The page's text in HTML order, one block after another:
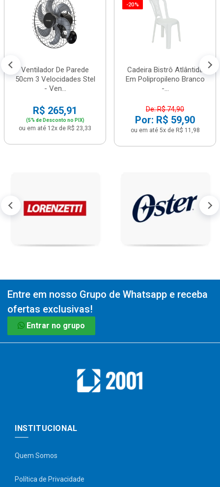
Ventilador De Parede
50cm 3 Velocidades Stel
- Ven...
R$ 265,91
(5% de Desconto no PIX)
ou em até 12x de R$ 23,33
-20%
Cadeira Bistrô Atlântida
Em Polipropileno Branco
-...
De: R$ 74,90
Por: R$ 59,90
ou em até 5x de R$ 11,98
Entre em nosso Grupo de Whatsapp e receba
ofertas exclusivas!
Entrar no grupo
INSTITUCIONAL
Quem Somos
Política de Privacidade